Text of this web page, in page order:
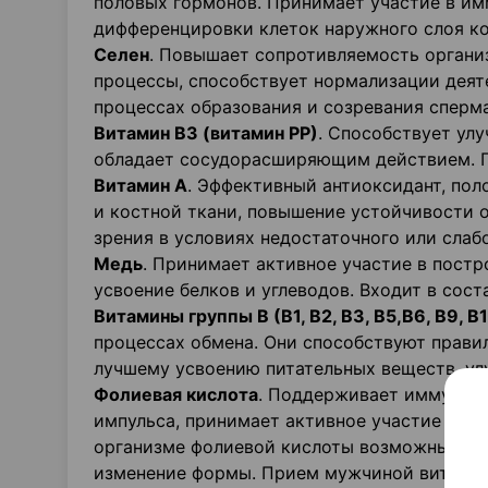
дифференцировки клеток наружного слоя
Селен. Повышает сопротивляемость
процессы, способствует нормализации
процессах образования и созревания
Витамин В3 (витамин РР). Способствует
обладает сосудорасширяющим действием.
Витамин А. Эффективный антиоксидант,
и костной ткани, повышение устойчивости
зрения в условиях недостаточного или
Медь. Принимает активное участие в
усвоение белков и углеводов. Входит в
Витамины группы В (В1, В2, В3, В5,В6, В9,
процессах обмена. Они способствуют
лучшему усвоению питательных веществ,
Фолиевая кислота. Поддерживает иммунную
импульса, принимает активное участие в
организме фолиевой кислоты возможны
изменение формы. Прием мужчиной